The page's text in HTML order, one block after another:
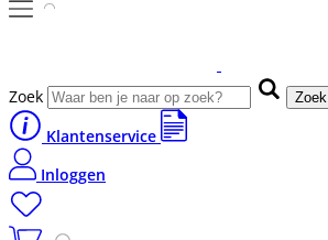
Zoek Zoek
Klantenservice
Inloggen